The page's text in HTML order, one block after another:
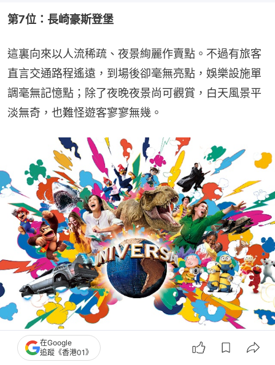
第7位：長崎豪斯登堡
這裏向來以人流稀疏、夜景絢麗作賣點。不過有旅客
直言交通路程遙遠，到場後卻毫無亮點，娛樂設施單
調毫無記憶點；除了夜晚夜景尚可觀賞，白天風景平
淡無奇，也難怪遊客寥寥無幾。
日本環球影城USJ是不少人心中值得一去的樂園。（USJ JP官網截圖）
在Google
追蹤《香港01》